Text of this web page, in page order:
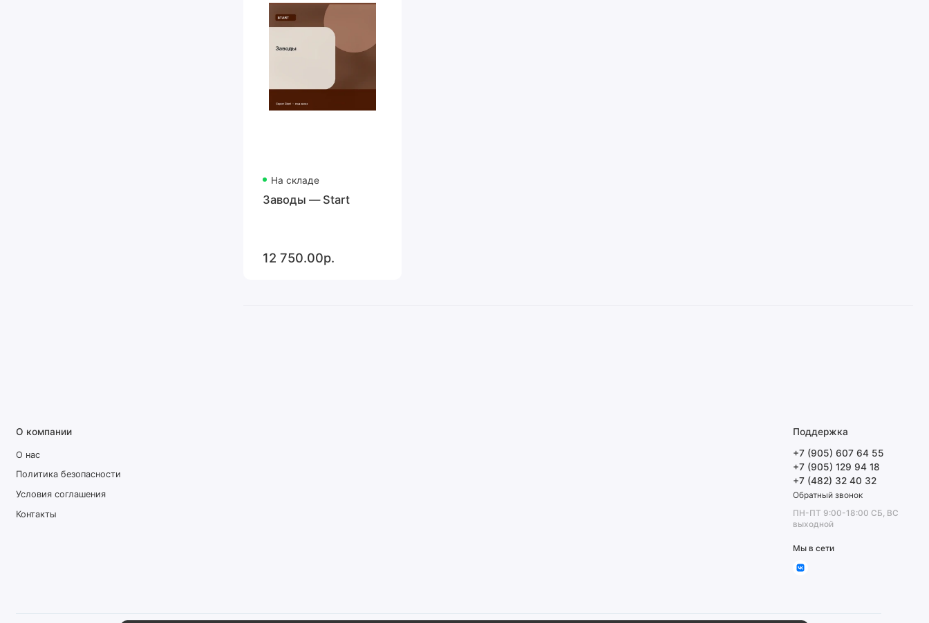
На складе
Заводы — Start
12 750.00р.
О компании
О нас
Политика безопасности
Условия соглашения
Контакты
Поддержка
+7 (905) 607 64 55
+7 (905) 129 94 18
+7 (482) 32 40 32
Обратный звонок
ПН-ПТ 9:00-18:00 СБ, ВС
выходной
Мы в сети